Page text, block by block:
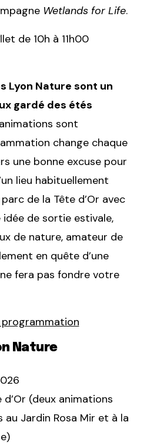
Wetlands for Life.
de 10h à 11h00
Lyon Nature sont un
gardé des étés
sont
change chaque
une bonne excuse pour
lieu habituellement
de la Tête d’Or avec
de sortie estivale,
de nature, amateur de
en quête d’une
fera pas fondre votre
Nature
(deux animations
Jardin Rosa Mir et à la